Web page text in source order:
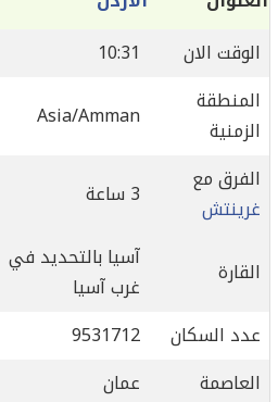
الوقت الان
10:31
المنطقة
الزمنية
Asia/Amman
الفرق مع
غرينتش
3 ساعة
القارة
آسيا بالتحديد في
غرب آسيا
عدد السكان
9531712
العاصمة
عمان